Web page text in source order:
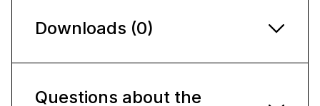
Downloads (0)
Questions about the